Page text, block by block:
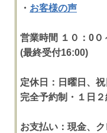
・ お客様の声
営業時間 １０：0０
(最終受付16:00)
定休日：日曜日、祝
完全予約制・１日
お支払い：現金、